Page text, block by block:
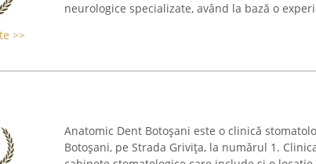
>>
neurologice specializate, având la bază o
Anatomic Dent Botoșani este o clinică
Botoșani, pe Strada Grivița, la numărul 1.